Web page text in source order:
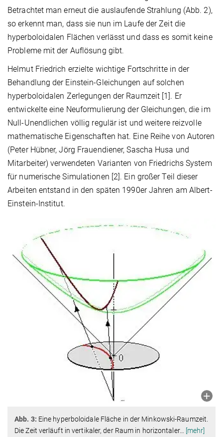
Betrachtet man erneut die auslaufende Strahlung (Abb. 2),
so erkennt man, dass sie nun im Laufe der Zeit die
hyperboloidalen Flächen verlässt und dass es somit keine
Probleme mit der Auflösung gibt.
Helmut Friedrich erzielte wichtige Fortschritte in der
Behandlung der Einstein-Gleichungen auf solchen
hyperboloidalen Zerlegungen der Raumzeit [1]. Er
entwickelte eine Neuformulierung der Gleichungen, die im
Null-Unendlichen völlig regulär ist und weitere reizvolle
mathematische Eigenschaften hat. Eine Reihe von Autoren
(Peter Hübner, Jörg Frauendiener, Sascha Husa und
Mitarbeiter) verwendeten Varianten von Friedrichs System
für numerische Simulationen [2]. Ein großer Teil dieser
Arbeiten entstand in den späten 1990er Jahren am Albert-
Einstein-Institut.
Abb. 3: Eine hyperboloidale Fläche in der Minkowski-Raumzeit.
Die Zeit verläuft in vertikaler, der Raum in horizontaler…
[mehr]